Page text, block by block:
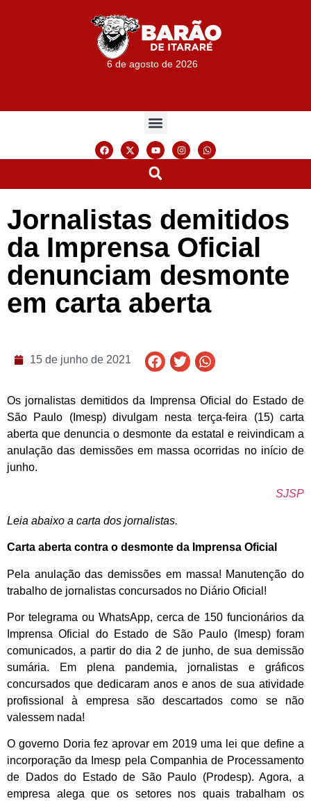
6 de agosto de 2026
Jornalistas demitidos
da Imprensa Oficial
denunciam desmonte
em carta aberta
15 de junho de 2021
Os jornalistas demitidos da Imprensa Oficial do Estado de
São Paulo (Imesp) divulgam nesta terça-feira (15) carta
aberta que denuncia o desmonte da estatal e reivindicam a
anulação das demissões em massa ocorridas no início de
junho.
SJSP
Leia abaixo a carta dos jornalistas.
Carta aberta contra o desmonte da Imprensa Oficial
Pela anulação das demissões em massa! Manutenção do
trabalho de jornalistas concursados no Diário Oficial!
Por telegrama ou WhatsApp, cerca de 150 funcionários da
Imprensa Oficial do Estado de São Paulo (Imesp) foram
comunicados, a partir do dia 2 de junho, de sua demissão
sumária. Em plena pandemia, jornalistas e gráficos
concursados que dedicaram anos e anos de sua atividade
profissional à empresa são descartados como se não
valessem nada!
O governo Doria fez aprovar em 2019 uma lei que define a
incorporação da Imesp pela Companhia de Processamento
de Dados do Estado de São Paulo (Prodesp). Agora, a
empresa alega que os setores nos quais trabalham os